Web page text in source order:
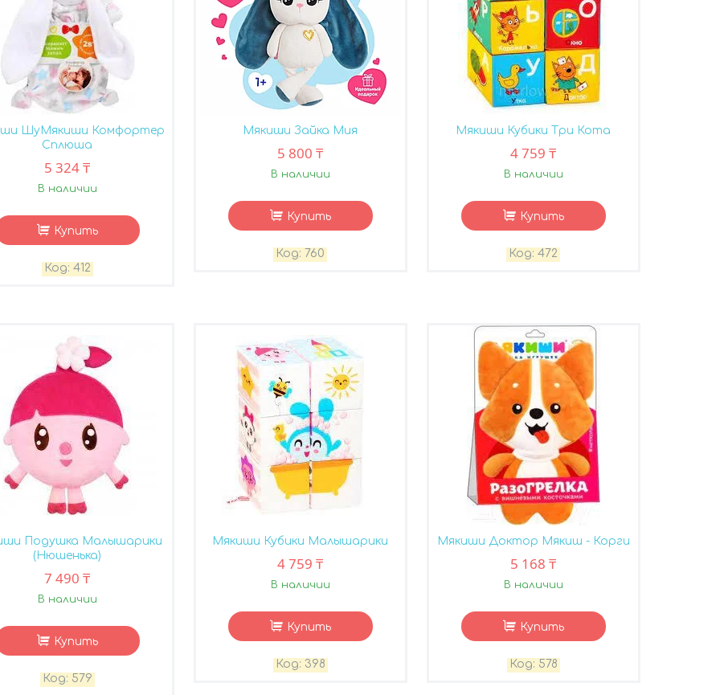
ШуМякиши Комфортер
Сплюша
5 324 ₸
В наличии
Купить
412
Мякиши Зайка Мия
5 800 ₸
В наличии
Купить
760
Мякиши Кубики Три Кота
4 759 ₸
В наличии
Купить
472
Подушка Малышарики
(Нюшенька)
7 490 ₸
В наличии
Купить
579
Мякиши Кубики Малышарики
4 759 ₸
В наличии
Купить
398
Мякиши Доктор Мякиш - Корги
5 168 ₸
В наличии
Купить
578